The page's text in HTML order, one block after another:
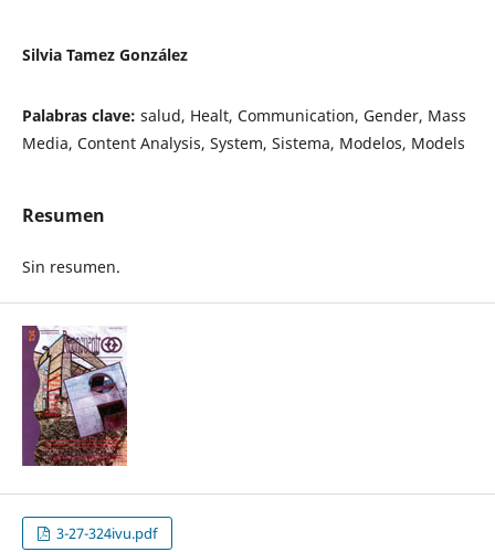
Silvia Tamez González
Palabras clave: salud, Healt, Communication, Gender, Mass
Media, Content Analysis, System, Sistema, Modelos, Models
Resumen
Sin resumen.
3-27-324ivu.pdf